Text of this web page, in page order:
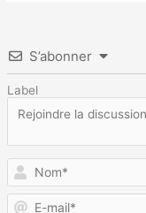
S’abonner
Label